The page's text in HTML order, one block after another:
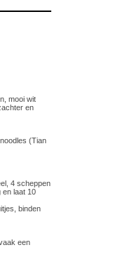
mooi wit
en
(Tian
4 scheppen
en laat 10
binden
een